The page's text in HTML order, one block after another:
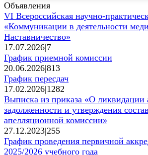
Объявления
VI Всероссийская научно-
«Коммуникации в деятельности
Наставничество»
17.07.2026|7
График приемной комиссии
20.06.2026|813
График пересдач
17.02.2026|1282
Выписка из приказа «О ликвидации
задолженности и утверждения
апелляционной комиссии»
27.12.2023|255
График проведения первичной
2025/2026 учебного года